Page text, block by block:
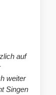
auf
weiter
Singen